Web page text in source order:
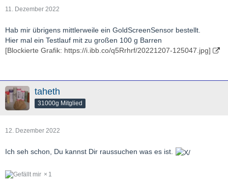
11. Dezember 2022
Hab mir übrigens mittlerweile ein GoldScreenSensor bestellt.
Hier mal ein Testlauf mit zu großen 100 g Barren
[Blockierte Grafik: https://i.ibb.co/q5Rrhrf/20221207-125047.jpg]
taheth
31000g Mitglied
12. Dezember 2022
Ich seh schon, Du kannst Dir raussuchen was es ist.
1